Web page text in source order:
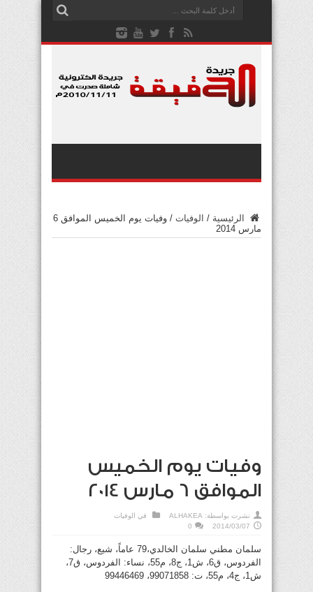
الرئيسية / الوفيات /
وفيات يوم الخميس الموافق 6
مارس 2014
وفيات يوم الخميس
الموافق 6 مارس 2014
نشرت بواسطة: ALHAKEA في الوفيات
2014/03/07
0
سلمان مطني سلمان الخالدي،79 عاماً، شيع، رجال:
الفردوس، ق6، ش1، ج8، م55، نساء: الفردوس، ق7،
ش1، ج4، م55، ت: 99071858، 99446469